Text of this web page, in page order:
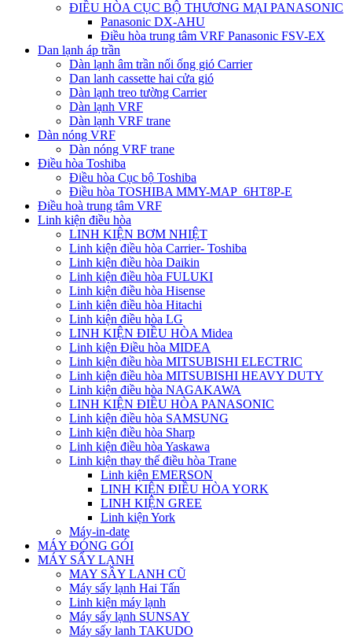
ĐIỀU HÒA CỤC BỘ THƯƠNG MẠI PANASONIC
Panasonic DX-AHU
Điều hòa trung tâm VRF Panasonic FSV-EX
Dan lạnh áp trần
Dàn lạnh âm trần nối ống gió Carrier
Dan lanh cassette hai cửa gió
Dàn lạnh treo tường Carrier
Dàn lạnh VRF
Dàn lạnh VRF trane
Dàn nóng VRF
Dàn nóng VRF trane
Điều hòa Toshiba
Điều hòa Cục bộ Toshiba
Điều hòa TOSHIBA MMY-MAP_6HT8P-E
Điều hoà trung tâm VRF
Linh kiện điều hòa
LINH KIỆN BƠM NHIỆT
Linh kiện điều hòa Carrier- Toshiba
Linh kiện điều hòa Daikin
Linh kiện điều hòa FULUKI
Linh kiện điều hòa Hisense
Linh kiện điều hòa Hitachi
Linh kiện điều hòa LG
LINH KIỆN ĐIỀU HÒA Midea
Linh kiện Điều hòa MIDEA
Linh kiện điều hòa MITSUBISHI ELECTRIC
Linh kiện điều hòa MITSUBISHI HEAVY DUTY
Linh kiện điều hòa NAGAKAWA
LINH KIỆN ĐIỀU HÒA PANASONIC
Linh kiện điều hòa SAMSUNG
Linh kiện điều hòa Sharp
Linh kiện điều hòa Yaskawa
Linh kiện thay thế điều hòa Trane
Linh kiện EMERSON
LINH KIỆN ĐIỀU HÒA YORK
LINH KIỆN GREE
Linh kiện York
Máy-in-date
MÁY ĐÓNG GÓI
MÁY SẤY LẠNH
MAY SÂY LANH CŨ
Máy sấy lạnh Hai Tấn
Linh kiện máy lạnh
Máy sấy lạnh SUNSAY
Máy sấy lanh TAKUDO